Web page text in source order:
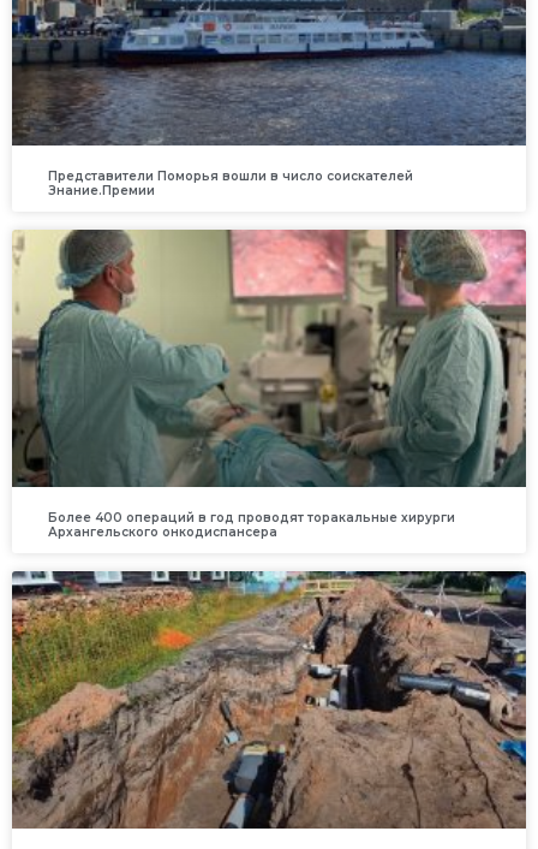
Представители Поморья вошли в число соискателей
Знание.Премии
Более 400 операций в год проводят торакальные хирурги
Архангельского онкодиспансера